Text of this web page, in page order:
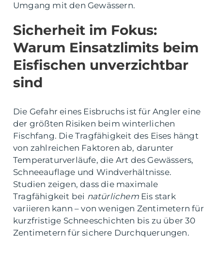
Umgang mit den Gewässern.
Sicherheit im Fokus:
Warum Einsatzlimits beim
Eisfischen unverzichtbar
sind
Die Gefahr eines Eisbruchs ist für Angler eine
der größten Risiken beim winterlichen
Fischfang. Die Tragfähigkeit des Eises hängt
von zahlreichen Faktoren ab, darunter
Temperaturverläufe, die Art des Gewässers,
Schneeauflage und Windverhältnisse.
Studien zeigen, dass die maximale
Tragfähigkeit bei natürlichemEis stark
variieren kann – von wenigen Zentimetern für
kurzfristige Schneeschichten bis zu über 30
Zentimetern für sichere Durchquerungen.